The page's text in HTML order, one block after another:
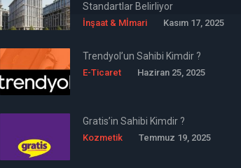
Standartlar Belirliyor
İnşaat & Mİmari Kasım 17, 2025
Trendyol’un Sahibi Kimdir ?
E-Ticaret Haziran 25, 2025
Gratis’in Sahibi Kimdir ?
Kozmetik Temmuz 19, 2025